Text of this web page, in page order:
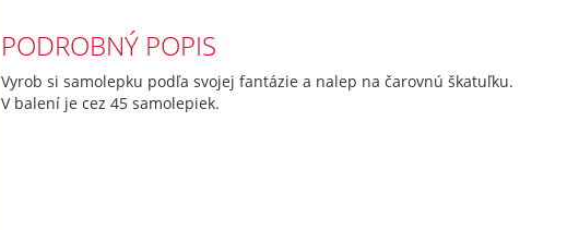
PODROBNÝ POPIS
Vyrob si samolepku podľa svojej fantázie a nalep na čarovnú škatuľku.
V balení je cez 45 samolepiek.